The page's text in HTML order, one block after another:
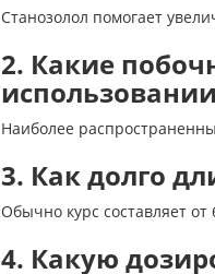
Станозолол помогает
2. Какие
Наиболее
3. Как долго
Обычно курс составляет от
4. Какую